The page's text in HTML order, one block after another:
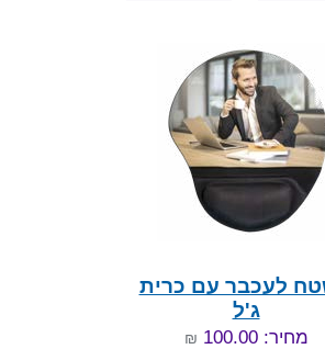
לעכבר עם כרית
ג'ל
מחיר: 100.00 ₪